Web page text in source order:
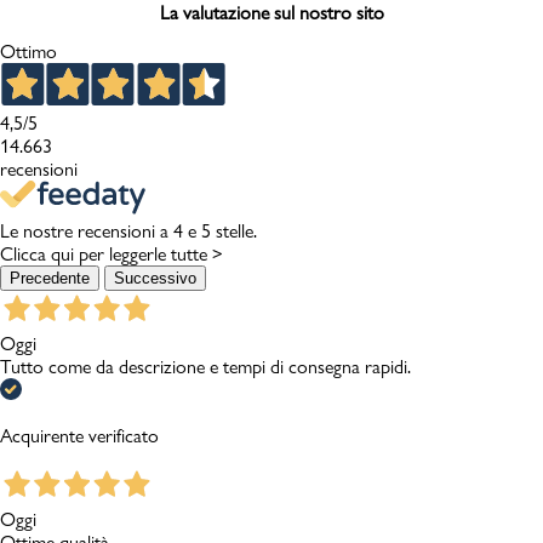
La valutazione sul nostro sito
Ottimo
4,5/5
14.663
recensioni
Le nostre recensioni a 4 e 5 stelle.
Clicca qui per leggerle tutte >
Precedente Successivo
Oggi
Tutto come da descrizione e tempi di consegna rapidi.
Acquirente verificato
Oggi